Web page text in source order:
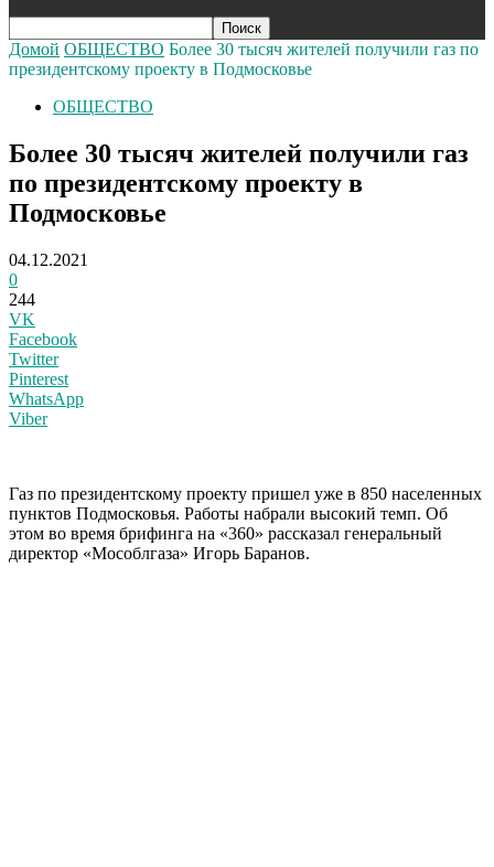
Домой ОБЩЕСТВО Более 30 тысяч жителей получили газ по
президентскому проекту в Подмосковье
ОБЩЕСТВО
Более 30 тысяч жителей получили газ
по президентскому проекту в
Подмосковье
04.12.2021
0
244
VK
Facebook
Twitter
Pinterest
WhatsApp
Viber
Газ по президентскому проекту пришел уже в 850 населенных
пунктов Подмосковья. Работы набрали высокий темп. Об
этом во время брифинга на «360» рассказал генеральный
директор «Мособлгаза» Игорь Баранов.